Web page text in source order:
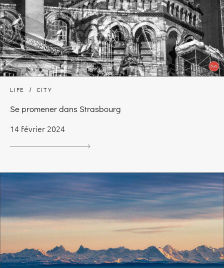
LIFE CITY
Se promener dans Strasbourg
14 février 2024